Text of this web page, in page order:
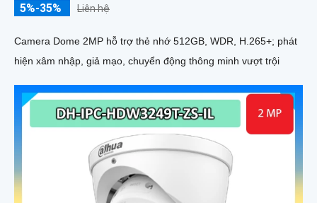
5%-35% Liên hệ
Camera Dome 2MP hỗ trợ thẻ nhớ 512GB, WDR, H.265+; phát
hiện xâm nhập, giả mạo, chuyển động thông minh vượt trội